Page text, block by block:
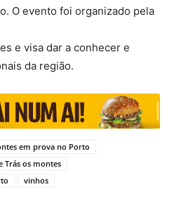
O evento foi organizado pela
e visa dar a conhecer e
da região.
em prova no Porto
Trás os montes
vinhos